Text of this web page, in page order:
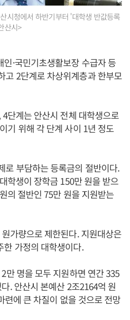
시청에서 하반기부터 '대학생 반값등록
산시>
인·국민기초생활보장 수급자 등
고 2단계로 차상위계층과 한부모
단계는 안산시 전체 대학생으로
기 위해 각 단계 사이 1년 정도
로 부담하는 등록금의 절반이다.
학생이 장학금 150만 원을 받으
의 절반인 75만 원을 지원받는
가량으로 제한된다. 지원대상은
한 가정의 대학생이다.
만 명을 모두 지원하면 연간 335
. 안산시 본예산 2조2164억 원
련에 큰 차질이 없을 것으로 전망